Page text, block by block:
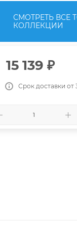
СМОТРЕТЬ ВСЕ
КОЛЛЕКЦИИ
15 139 ₽
Срок доставки от